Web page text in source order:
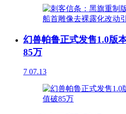
幻兽帕鲁正式发售1.0版
85万
7 07.13